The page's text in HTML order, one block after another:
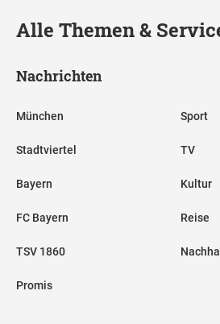
Alle Themen &
Nachrichten
München
Stadtviertel
Bayern
FC Bayern
TSV 1860
Promis
Sport
TV
Kultur
Reise